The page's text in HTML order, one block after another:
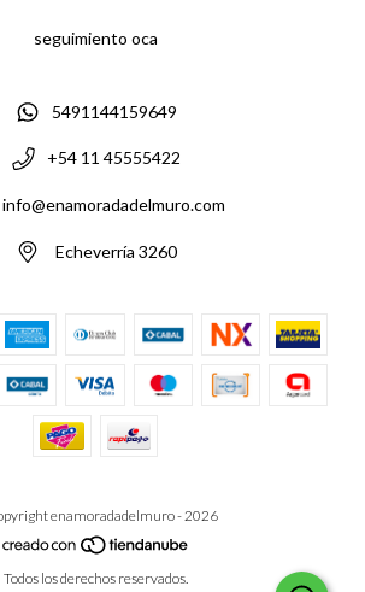
seguimiento oca
5491144159649
+54 11 45555422
info@enamoradadelmuro.com
Echeverría 3260
enamoradadelmuro - 2026
Todos los derechos reservados.